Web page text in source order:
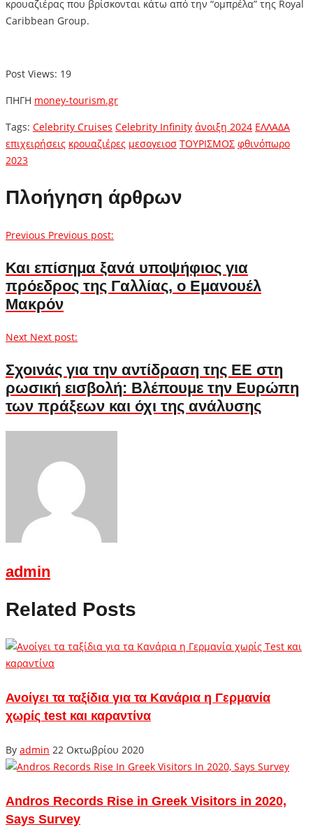
κρουαζιέρας που βρίσκονται κάτω από την “ομπρέλα” της Royal
Caribbean Group.
Post Views: 19
ΠΗΓΗ money-tourism.gr
Tags: Celebrity Cruises Celebrity Infinity άνοιξη 2024 ΕΛΛΑΔΑ
επιχειρήσεις κρουαζιέρες μεσογειοσ ΤΟΥΡΙΣΜΟΣ φθινόπωρο
2023
Πλοήγηση άρθρων
Previous Previous post:
Και επίσημα ξανά υποψήφιος για
πρόεδρος της Γαλλίας, ο Εμανουέλ
Μακρόν
Next Next post:
Σχοινάς για την αντίδραση της ΕΕ στη
ρωσική εισβολή: Βλέπουμε την Ευρώπη
των πράξεων και όχι της ανάλυσης
admin
Related Posts
Ανοίγει τα ταξίδια για τα Κανάρια η Γερμανία
χωρίς test και καραντίνα
By admin 22 Οκτωβρίου 2020
Andros Records Rise in Greek Visitors in 2020,
Says Survey